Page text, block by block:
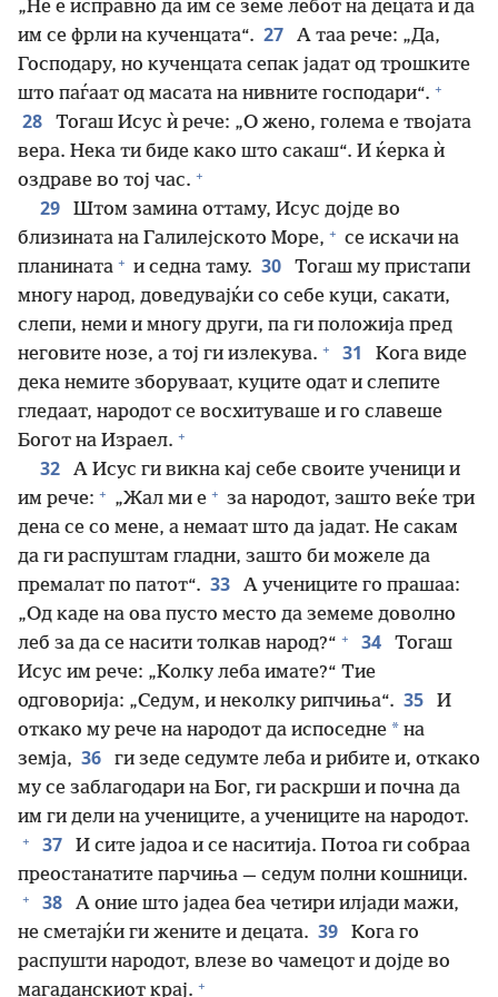
„Не е исправно да им се земе лебот на децата и да
им се фрли на кученцата“. 27
А таа рече: „Да,
Господару, но кученцата сепак јадат од трошките
што паѓаат од масата на нивните господари“. +
28
Тогаш Исус ѝ рече: „О жено, голема е твојата
вера. Нека ти биде како што сакаш“. И ќерка ѝ
оздраве во тој час. +
29
Штом замина оттаму, Исус дојде во
близината на Галилејското Море, + се искачи на
планината + и седна таму. 30
Тогаш му пристапи
многу народ, доведувајќи со себе куци, сакати,
слепи, неми и многу други, па ги положија пред
неговите нозе, а тој ги излекува. + 31
Кога виде
дека немите зборуваат, куците одат и слепите
гледаат, народот се восхитуваше и го славеше
Богот на Израел. +
32
А Исус ги викна кај себе своите ученици и
им рече: + „Жал ми е + за народот, зашто веќе три
дена се со мене, а немаат што да јадат. Не сакам
да ги распуштам гладни, зашто би можеле да
премалат по патот“. 33
А учениците го прашаа:
„Од каде на ова пусто место да земеме доволно
леб за да се насити толкав народ?“ + 34
Тогаш
Исус им рече: „Колку леба имате?“ Тие
одговорија: „Седум, и неколку рипчиња“. 35
И
откако му рече на народот да испоседне * на
земја, 36
ги зеде седумте леба и рибите и, откако
му се заблагодари на Бог, ги раскрши и почна да
им ги дели на учениците, а учениците на народот.
+ 37
И сите јадоа и се наситија. Потоа ги собраа
преостанатите парчиња — седум полни кошници.
+ 38
А оние што јадеа беа четири илјади мажи,
не сметајќи ги жените и децата. 39
Кога го
распушти народот, влезе во чамецот и дојде во
магаданскиот крај. +